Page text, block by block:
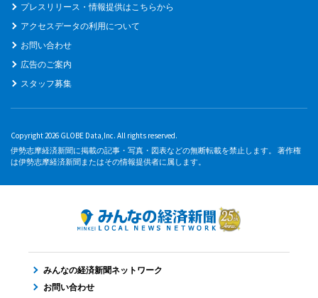
プレスリリース・情報提供はこちらから
アクセスデータの利用について
お問い合わせ
広告のご案内
スタッフ募集
Copyright 2026 GLOBE Data,Inc. All rights reserved.
伊勢志摩経済新聞に掲載の記事・写真・図表などの無断転載を禁止します。 著作権
は伊勢志摩経済新聞またはその情報提供者に属します。
みんなの経済新聞ネットワーク
お問い合わせ